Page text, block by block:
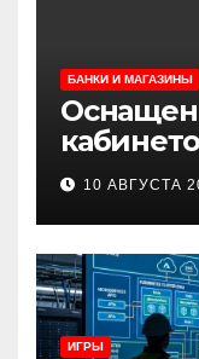
БАНКИ И МАГАЗИНЫ
10 АВГУСТА
ИГРЫ